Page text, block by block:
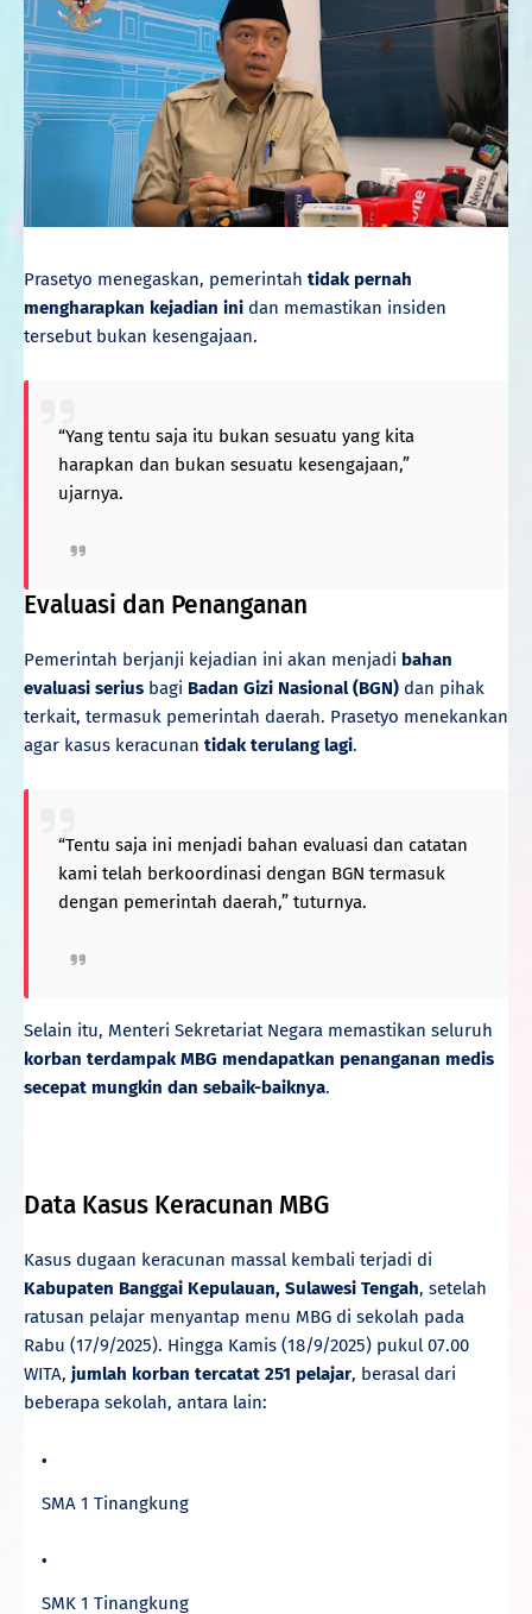
Prasetyo menegaskan, pemerintah tidak pernah
mengharapkan kejadian ini dan memastikan insiden
tersebut bukan kesengajaan.
“Yang tentu saja itu bukan sesuatu yang kita
harapkan dan bukan sesuatu kesengajaan,”
ujarnya.
Evaluasi dan Penanganan
Pemerintah berjanji kejadian ini akan menjadi bahan
evaluasi serius bagi Badan Gizi Nasional (BGN) dan pihak
terkait, termasuk pemerintah daerah. Prasetyo menekankan
agar kasus keracunan tidak terulang lagi.
“Tentu saja ini menjadi bahan evaluasi dan catatan
kami telah berkoordinasi dengan BGN termasuk
dengan pemerintah daerah,” tuturnya.
Selain itu, Menteri Sekretariat Negara memastikan seluruh
korban terdampak MBG mendapatkan penanganan medis
secepat mungkin dan sebaik-baiknya.
Data Kasus Keracunan MBG
Kasus dugaan keracunan massal kembali terjadi di
Kabupaten Banggai Kepulauan, Sulawesi Tengah, setelah
ratusan pelajar menyantap menu MBG di sekolah pada
Rabu (17/9/2025). Hingga Kamis (18/9/2025) pukul 07.00
WITA, jumlah korban tercatat 251 pelajar, berasal dari
beberapa sekolah, antara lain:
SMA 1 Tinangkung
SMK 1 Tinangkung